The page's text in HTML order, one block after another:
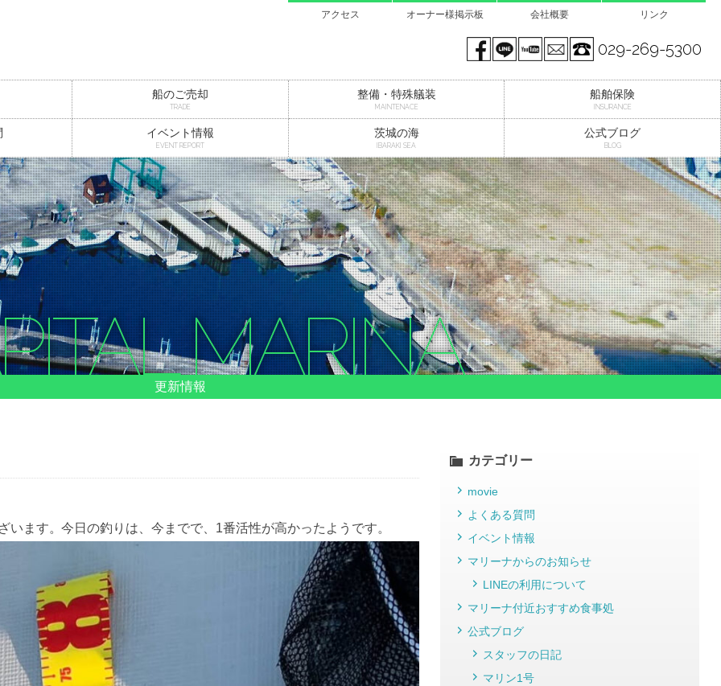
アクセス オーナー様掲示板 会社概要 リンク
029-269-5300
mail
You tube
LINE@
Facebook page
船のご売却
TRADE
整備・特殊艤装
MAINTENACE
船舶保険
INSURANCE
イベント情報
EVENT REPORT
茨城の海
IBARAKI SEA
公式ブログ
BLOG
MARINA
更新情報
ます。今日の釣りは、今までで、1番活性が高かったようです。
カテゴリー
movie
よくある質問
イベント情報
マリーナからのお知らせ
LINEの利用について
マリーナ付近おすすめ食事処
公式ブログ
スタッフの日記
マリン1号